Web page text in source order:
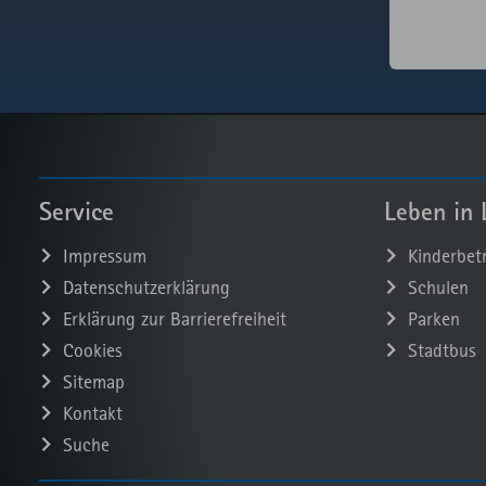
Service
Impressum
Datenschutzerklärung
Erklärung zur Barrierefreiheit
Cookies
Sitemap
Kontakt
Suche
Leben in
Schulen
Parken
Stadtbus
Aufruf von